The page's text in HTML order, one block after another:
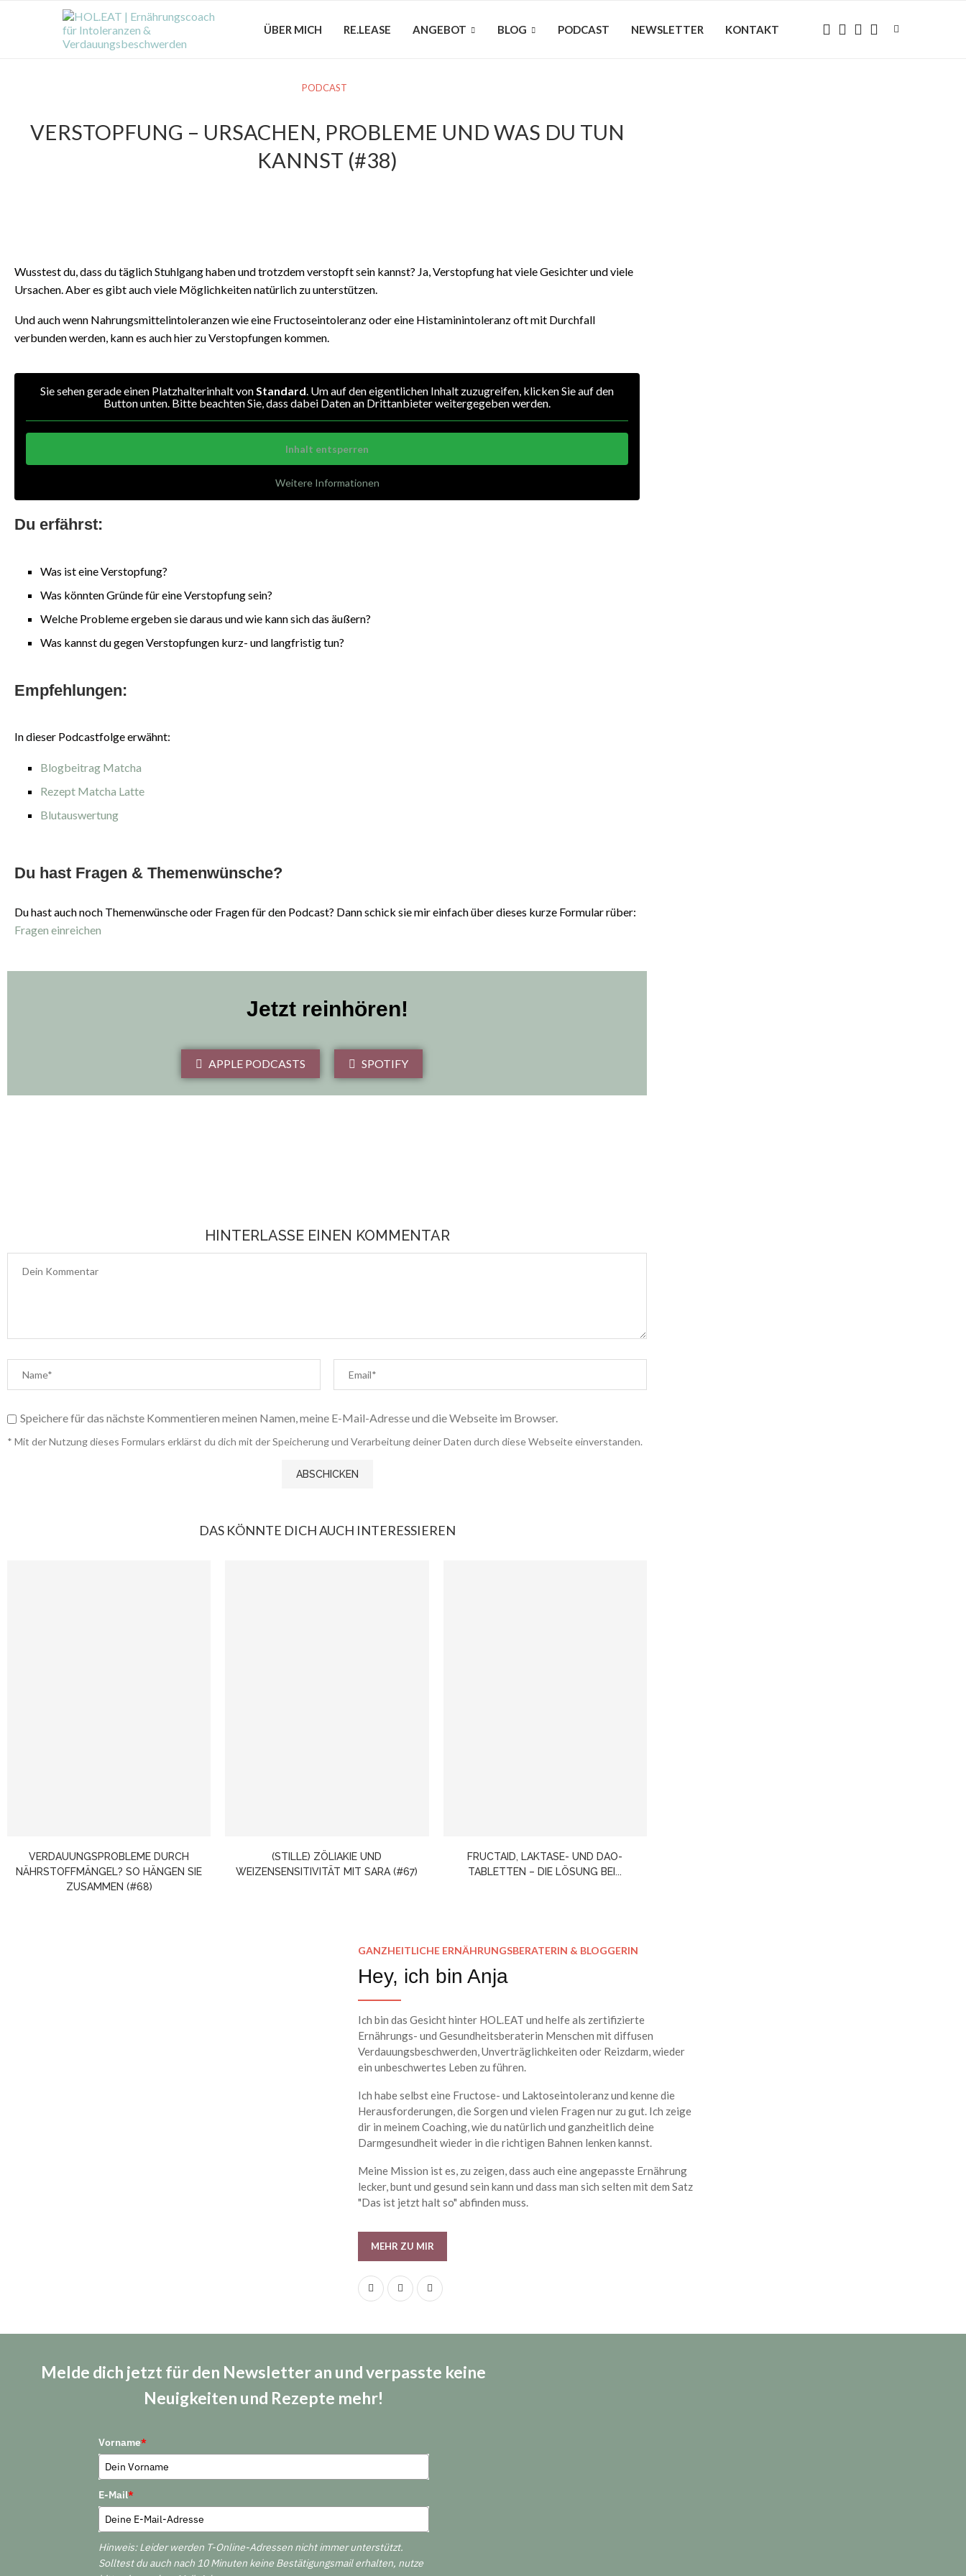
ÜBER MICH RE.LEASE ANGEBOT BLOG PODCAST NEWSLETTER KONTAKT
PODCAST
VERSTOPFUNG – URSACHEN, PROBLEME UND WAS DU TUN
KANNST (#38)
Wusstest du, dass du täglich Stuhlgang haben und trotzdem verstopft sein kannst? Ja, Verstopfung hat viele Gesichter und viele
Ursachen. Aber es gibt auch viele Möglichkeiten natürlich zu unterstützen.
Und auch wenn Nahrungsmittelintoleranzen wie eine Fructoseintoleranz oder eine Histaminintoleranz oft mit Durchfall
verbunden werden, kann es auch hier zu Verstopfungen kommen.
Sie sehen gerade einen Platzhalterinhalt vonStandard. Um auf den eigentlichen Inhalt zuzugreifen, klicken Sie auf den
Button unten. Bitte beachten Sie, dass dabei Daten an Drittanbieter weitergegeben werden.
Inhalt entsperren
Weitere Informationen
Du erfährst:
Was ist eine Verstopfung?
Was könnten Gründe für eine Verstopfung sein?
Welche Probleme ergeben sie daraus und wie kann sich das äußern?
Was kannst du gegen Verstopfungen kurz- und langfristig tun?
Empfehlungen:
In dieser Podcastfolge erwähnt:
Blogbeitrag Matcha
Rezept Matcha Latte
Blutauswertung
Du hast Fragen & Themenwünsche?
Du hast auch noch Themenwünsche oder Fragen für den Podcast? Dann schick sie mir einfach über dieses kurze Formular rüber:
Fragen einreichen
Jetzt reinhören!
APPLE PODCASTS SPOTIFY
HINTERLASSE EINEN KOMMENTAR
Speichere für das nächste Kommentieren meinen Namen, meine E-Mail-Adresse und die Webseite im Browser.
* Mit der Nutzung dieses Formulars erklärst du dich mit der Speicherung und Verarbeitung deiner Daten durch diese Webseite einverstanden.
DAS KÖNNTE DICH AUCH INTERESSIEREN
VERDAUUNGSPROBLEME DURCH
NÄHRSTOFFMÄNGEL? SO HÄNGEN SIE
ZUSAMMEN (#68)
(STILLE) ZÖLIAKIE UND
WEIZENSENSITIVITÄT MIT SARA (#67)
FRUCTAID, LAKTASE- UND DAO-
TABLETTEN – DIE LÖSUNG BEI...
GANZHEITLICHE ERNÄHRUNGSBERATERIN & BLOGGERIN
Hey, ich bin Anja
Ich bin das Gesicht hinter HOL.EAT und helfe als zertifizierte
Ernährungs- und Gesundheitsberaterin Menschen mit diffusen
Verdauungsbeschwerden, Unverträglichkeiten oder Reizdarm, wieder
ein unbeschwertes Leben zu führen.
Ich habe selbst eine Fructose- und Laktoseintoleranz und kenne die
Herausforderungen, die Sorgen und vielen Fragen nur zu gut. Ich zeige
dir in meinem Coaching, wie du natürlich und ganzheitlich deine
Darmgesundheit wieder in die richtigen Bahnen lenken kannst.
Meine Mission ist es, zu zeigen, dass auch eine angepasste Ernährung
lecker, bunt und gesund sein kann und dass man sich selten mit dem Satz
"Das ist jetzt halt so" abfinden muss.
MEHR ZU MIR
Melde dich jetzt für den Newsletter an und verpasste keine
Neuigkeiten und Rezepte mehr!
Vorname*
E-Mail*
Hinweis: Leider werden T-Online-Adressen nicht immer unterstützt.
Solltest du auch nach 10 Minuten keine Bestätigungsmail erhalten, nutze